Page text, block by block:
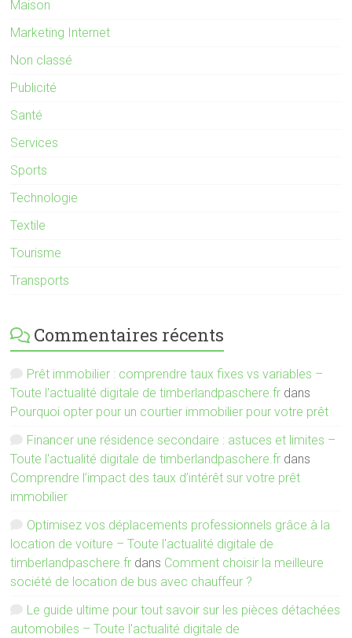
Maison
Marketing Internet
Non classé
Publicité
Santé
Services
Sports
Technologie
Textile
Tourisme
Transports
Commentaires récents
Prêt immobilier : comprendre taux fixes vs variables –
Toute l'actualité digitale de timberlandpaschere.fr dans
Pourquoi opter pour un courtier immobilier pour votre prêt
Financer une résidence secondaire : astuces et limites –
Toute l'actualité digitale de timberlandpaschere.fr dans
Comprendre l’impact des taux d’intérêt sur votre prêt
immobilier
Optimisez vos déplacements professionnels grâce à la
location de voiture – Toute l'actualité digitale de
timberlandpaschere.fr dans Comment choisir la meilleure
société de location de bus avec chauffeur ?
Le guide ultime pour tout savoir sur les pièces détachées
automobiles – Toute l'actualité digitale de